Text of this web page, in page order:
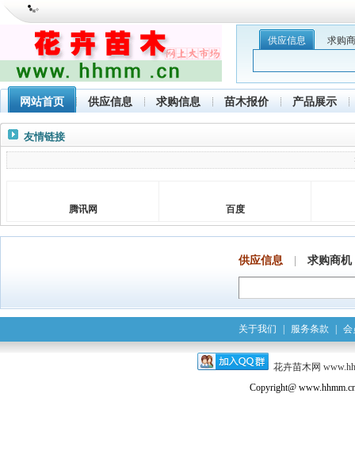
供应信息 求购
网站首页 供应信息 求购信息 苗木报价 产品展示
友情链接
腾讯网 百度
供应信息 求购商机
关于我们 服务条款 会
花卉苗木网
Copyright@